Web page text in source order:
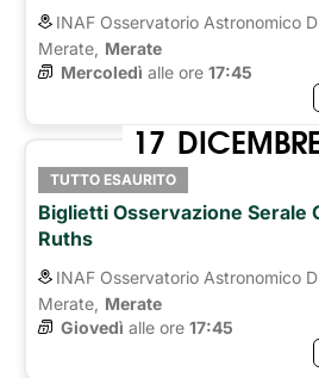
INAF Osservatorio Astronomico
Merate, Merate
Mercoledì alle ore 17:45
17
TUTTO ESAURITO
Biglietti Osservazione Serale
Ruths
INAF Osservatorio Astronomico
Merate, Merate
Giovedì alle ore 17:45